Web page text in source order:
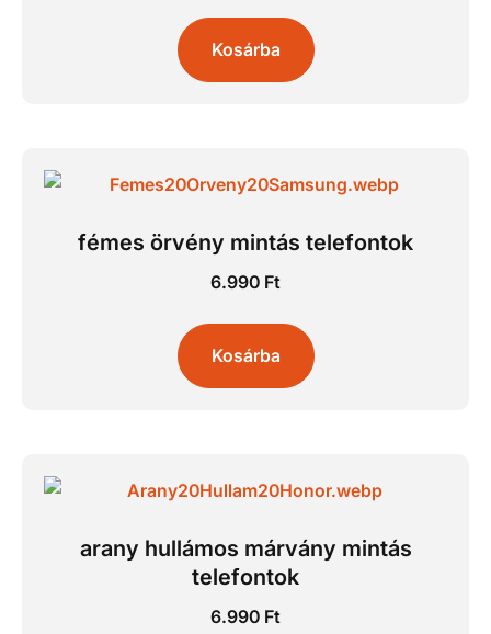
Kosárba
fémes örvény mintás telefontok
6.990 Ft
Kosárba
arany hullámos márvány mintás
telefontok
6.990 Ft